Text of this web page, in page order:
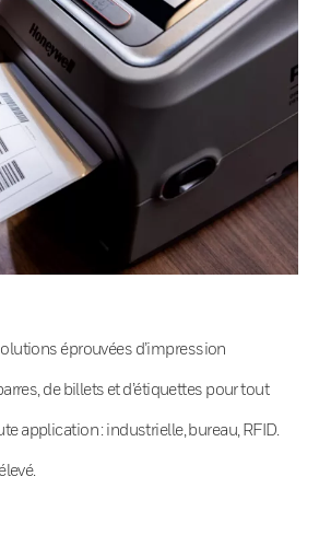
éprouvées d’impression
de billets et d’étiquettes pour tout
application : industrielle, bureau, RFID.